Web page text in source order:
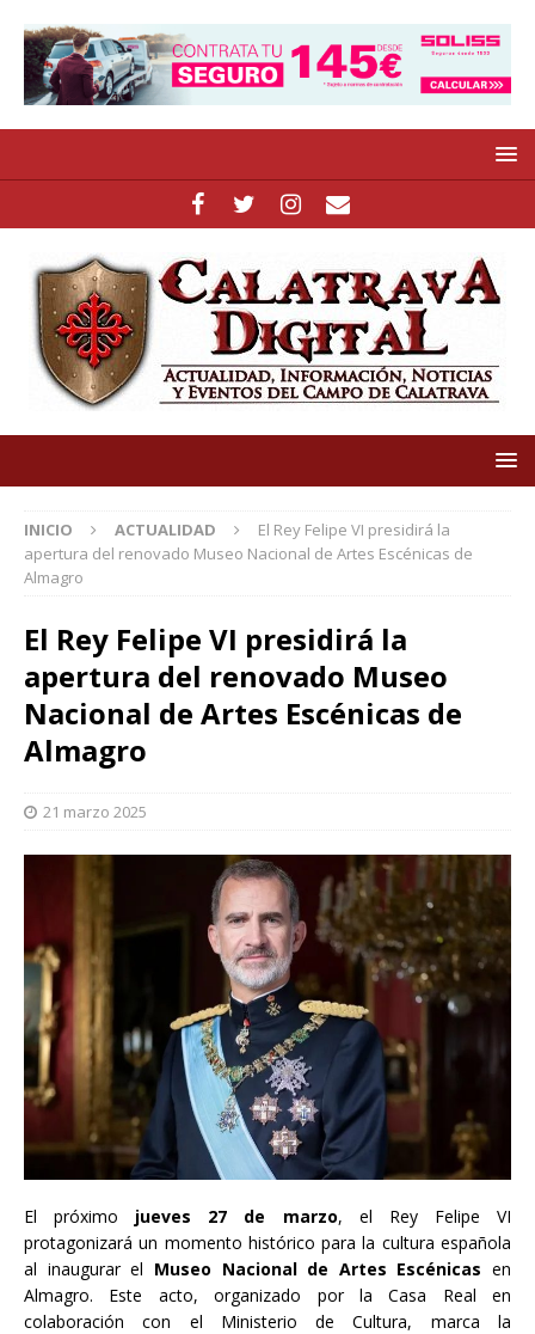
INICIO ACTUALIDAD
El Rey Felipe VI presidirá la
apertura del renovado Museo Nacional de Artes Escénicas de
Almagro
El Rey Felipe VI presidirá la
apertura del renovado Museo
Nacional de Artes Escénicas de
Almagro
21 marzo 2025
El próximo jueves 27 de marzo, el Rey Felipe VI
protagonizará un momento histórico para la cultura española
al inaugurar el Museo Nacional de Artes Escénicas en
Almagro. Este acto, organizado por la Casa Real en
colaboración con el Ministerio de Cultura, marca la